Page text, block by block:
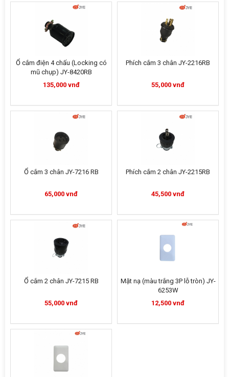
Ổ cắm điện 4 chấu (Locking có
mũ chụp) JY-8420RB
135,000 vnđ
Phích cắm 3 chân JY-2216RB
55,000 vnđ
Ổ cắm 3 chân JY-7216 RB
65,000 vnđ
Phích cắm 2 chân JY-2215RB
45,500 vnđ
Ổ cắm 2 chân JY-7215 RB
55,000 vnđ
Mặt nạ (màu trắng 3P lỗ tròn) JY-
6253W
12,500 vnđ